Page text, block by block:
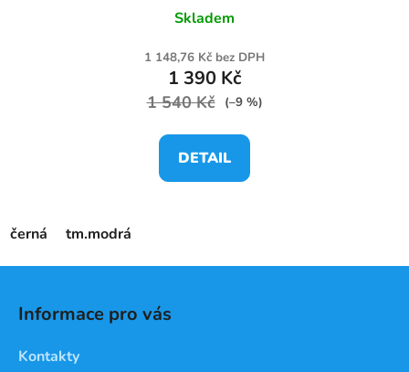
Skladem
1 148,76 Kč bez DPH
1 390 Kč
1 540 Kč (–9 %)
DETAIL
černá tm.modrá
Informace pro vás
Kontakty